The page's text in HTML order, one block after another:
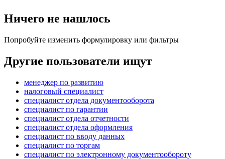
Ничего не нашлось
Попробуйте изменить формулировку или фильтры
Другие пользователи ищут
менеджер по развитию
налоговый специалист
специалист отдела документооборота
специалист по гарантии
специалист отдела отчетности
специалист отдела оформления
специалист по вводу данных
специалист по торгам
специалист по электронному документообороту